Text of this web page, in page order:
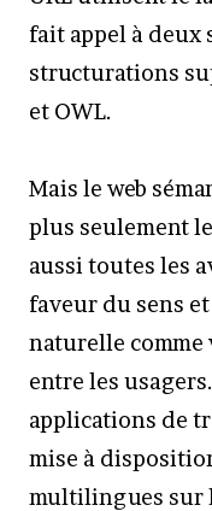
fait appel à deux
structurations
et OWL.
Mais le web
plus seulement
aussi toutes les
faveur du sens
naturelle comme
entre les
applications de
mise à
multilingues sur